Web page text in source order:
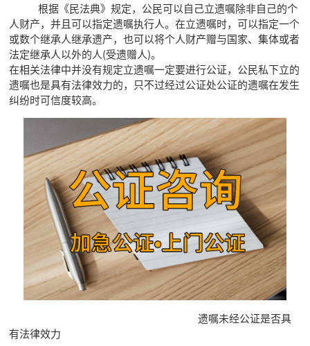
根据《民法典》规定，公民可以自己立遗嘱除非自己的个
人财产，并且可以指定遗嘱执行人。在立遗嘱时，可以指定一个
或数个继承人继承遗产，也可以将个人财产赠与国家、集体或者
法定继承人以外的人(受遗赠人)。
在相关法律中并没有规定立遗嘱一定要进行公证，公民私下立的
遗嘱也是具有法律效力的，只不过经过公证处公证的遗嘱在发生
纠纷时可信度较高。
遗嘱未经公证是否具
有法律效力